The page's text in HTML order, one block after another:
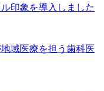
印象を導入しました
域医療を担う歯科医